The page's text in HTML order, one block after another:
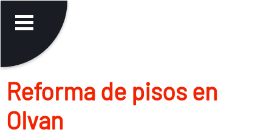
Reforma de pisos en
Olvan